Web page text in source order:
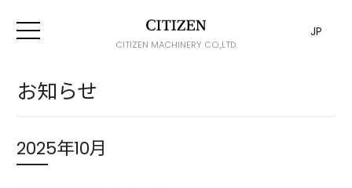
CITIZEN MACHINERY CO.,LTD.
JP
お知らせ
2025年10月